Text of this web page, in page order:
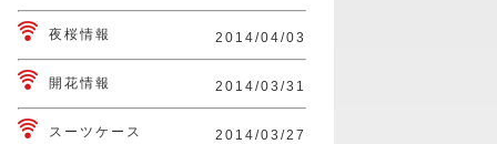
夜桜情報 2014/04/03
開花情報 2014/03/31
スーツケース 2014/03/27